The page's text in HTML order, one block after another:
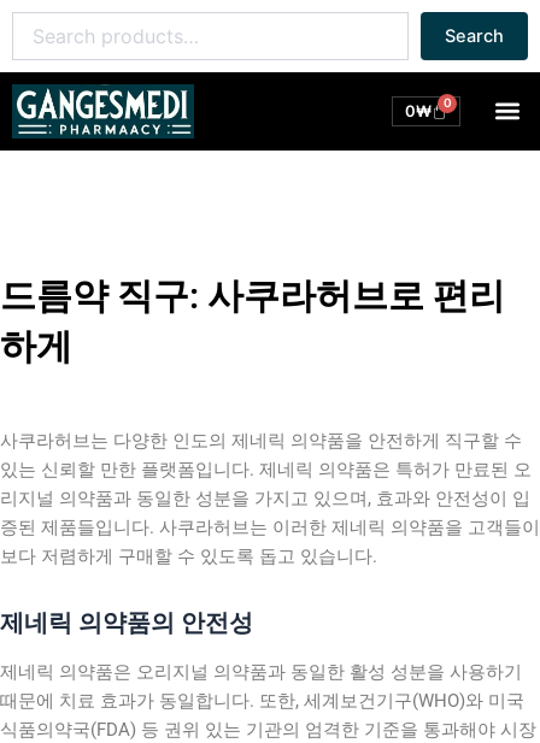
콘
츠
너
for:
Search
0₩ 0
Cart
드름약 직구: 사쿠라허브로 편리
하게
사쿠라허브는 다양한 인도의 제네릭 의약품을 안전하게 직구할 수
있는 신뢰할 만한 플랫폼입니다. 제네릭 의약품은 특허가 만료된 오
리지널 의약품과 동일한 성분을 가지고 있으며, 효과와 안전성이 입
증된 제품들입니다. 사쿠라허브는 이러한 제네릭 의약품을 고객들이
보다 저렴하게 구매할 수 있도록 돕고 있습니다.
제네릭 의약품의 안전성
제네릭 의약품은 오리지널 의약품과 동일한 활성 성분을 사용하기
때문에 치료 효과가 동일합니다. 또한, 세계보건기구(WHO)와 미국
식품의약국(FDA) 등 권위 있는 기관의 엄격한 기준을 통과해야 시장